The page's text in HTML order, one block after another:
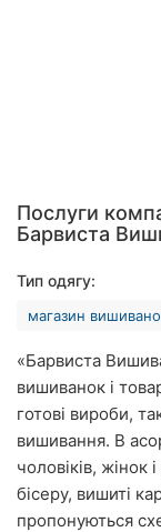
Хмельницький
Кропивницький
Харків
Запоріжжя
Послуги
Барвиста
Тип одягу:
магазин
«Барвиста
вишиванок і
готові вироби,
вишивання. В
чоловіків, жінок
бісеру, вишиті
пропонуються